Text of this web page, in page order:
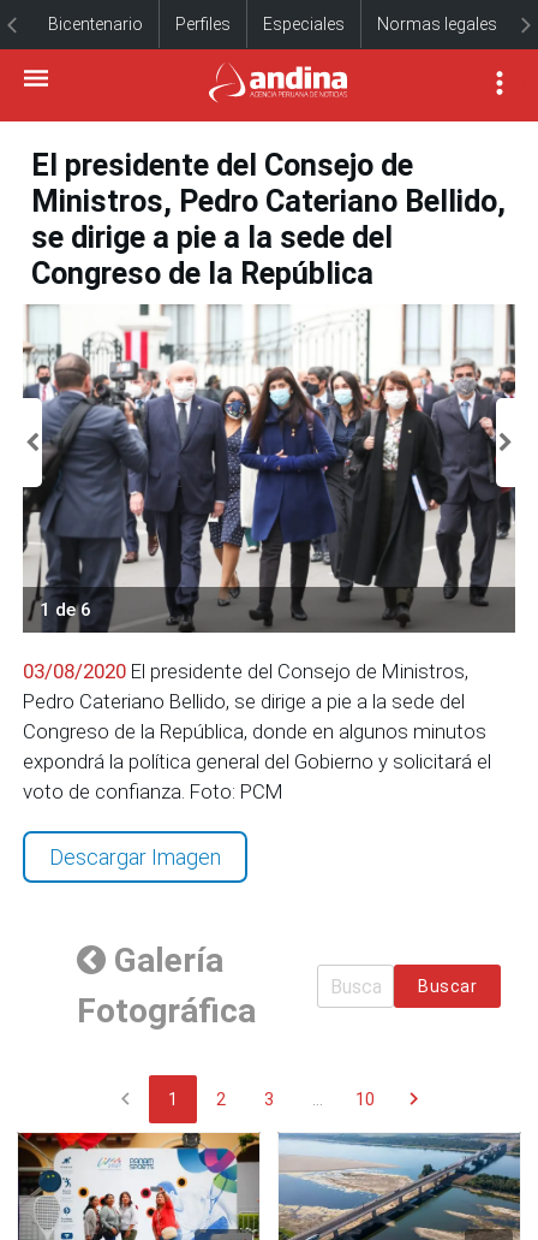
Bicentenario Perfiles Especiales Normas legales
El presidente del Consejo de
Ministros, Pedro Cateriano Bellido,
se dirige a pie a la sede del
Congreso de la República
1 de 6
03/08/2020 El presidente del Consejo de Ministros,
Pedro Cateriano Bellido, se dirige a pie a la sede del
Congreso de la República, donde en algunos minutos
expondrá la política general del Gobierno y solicitará el
voto de confianza. Foto: PCM
Descargar Imagen
Galería
Fotográfica
Buscar
chevron_left 1 2 3 ... 10 chevron_right